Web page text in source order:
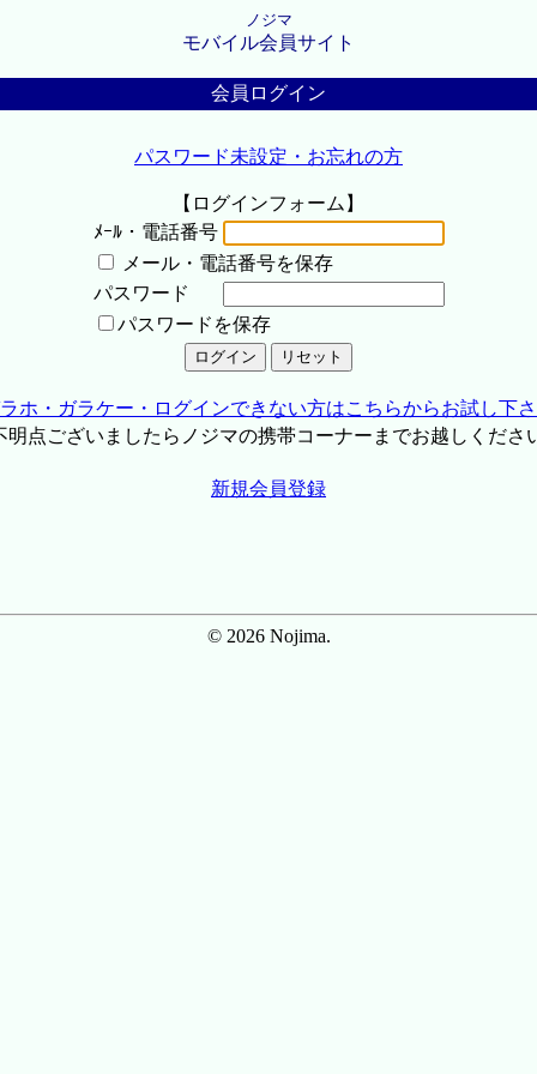
ノジマ
モバイル会員サイト
会員ログイン
パスワード未設定・お忘れの方
【ログインフォーム】
ﾒｰﾙ・電話番号
メール・電話番号を保存
パスワード
パスワードを保存
ホ・ガラケー・ログインできない方はこちらからお試し下
点ございましたらノジマの携帯コーナーまでお越しくださ
新規会員登録
© 2026 Nojima.